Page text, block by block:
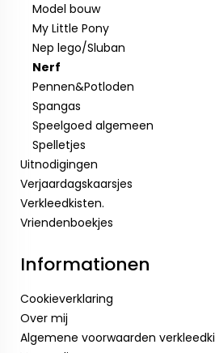
Model bouw
My Little Pony
Nep lego/Sluban
Nerf
Pennen&Potloden
Spangas
Speelgoed algemeen
Spelletjes
Uitnodigingen
Verjaardagskaarsjes
Verkleedkisten.
Vriendenboekjes
Informationen
Cookieverklaring
Over mij
Algemene voorwaarden